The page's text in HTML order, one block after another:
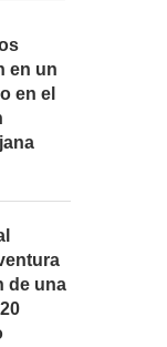
PIDE
PARA
en un
en el
de una